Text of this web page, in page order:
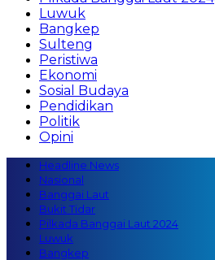
Luwuk
Bangkep
Sulteng
Peristiwa
Ekonomi
Sosial Budaya
Pendidikan
Politik
Opini
Headline News
Nasional
Banggai Laut
Bukit Tidar
Pilkada Banggai Laut 2024
Luwuk
Bangkep